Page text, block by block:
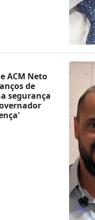
ACM Neto
de
segurança